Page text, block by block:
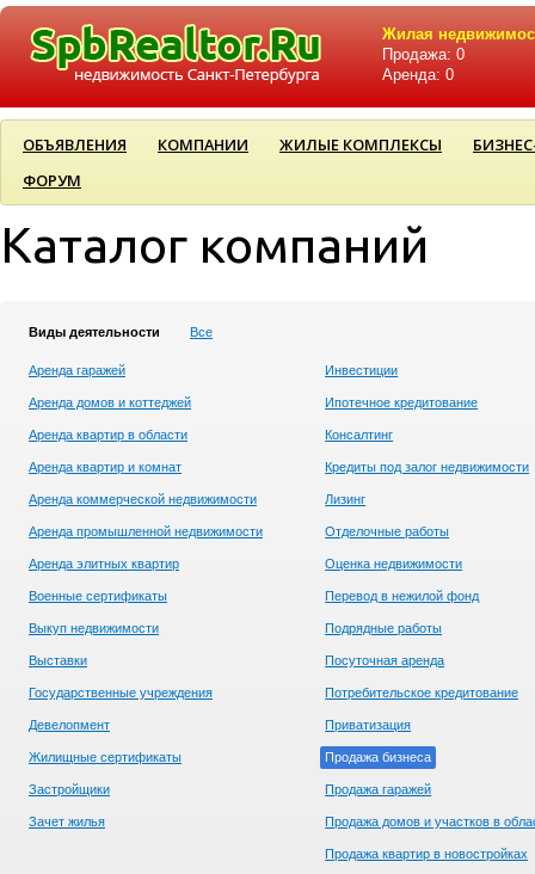
Жилая
Продажа: 0
Аренда: 0
ОБЪЯВЛЕНИЯ КОМПАНИИ ЖИЛЫЕ КОМПЛЕКСЫ
ФОРУМ
Каталог компаний
Виды деятельности Все
Аренда гаражей
Аренда домов и коттеджей
Аренда квартир в области
Аренда квартир и комнат
Аренда коммерческой недвижимости
Аренда промышленной недвижимости
Аренда элитных квартир
Военные сертификаты
Выкуп недвижимости
Выставки
Государственные учреждения
Девелопмент
Жилищные сертификаты
Застройщики
Зачет жилья
Инвестиции
Ипотечное кредитование
Консалтинг
Кредиты под залог недвижимости
Лизинг
Отделочные работы
Оценка недвижимости
Перевод в нежилой фонд
Подрядные работы
Посуточная аренда
Потребительское кредитование
Приватизация
Продажа бизнеса
Продажа гаражей
Продажа домов и участков в
Продажа квартир в новостройках